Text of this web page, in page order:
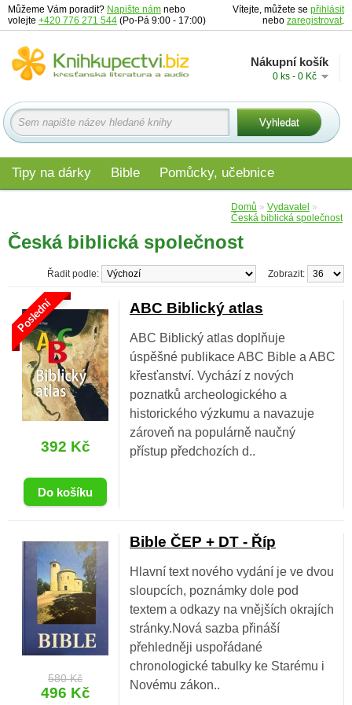
Můžeme Vám poradit? Napište nám nebo
volejte +420 776 271 544 (Po-Pá 9:00 - 17:00)
Vítejte, můžete se přihlásit
nebo zaregistrovat.
Nákupní košík
0 ks - 0 Kč
Tipy na dárky Bible Pomůcky, učebnice
Domů » Vydavatel »
Česká biblická společnost
Česká biblická společnost
Zobrazit:
Řadit podle:
Poslední
392 Kč
ABC Biblický atlas
ABC Biblický atlas doplňuje
úspěšné publikace ABC Bible a ABC
křesťanství. Vychází z nových
poznatků archeologického a
historického výzkumu a navazuje
zároveň na populárně naučný
přístup předchozích d..
580 Kč
496 Kč
Bible ČEP + DT - Říp
Hlavní text nového vydání je ve dvou
sloupcích, poznámky dole pod
textem a odkazy na vnějších okrajích
stránky.Nová sazba přináší
přehledněji uspořádané
chronologické tabulky ke Starému i
Novému zákon..